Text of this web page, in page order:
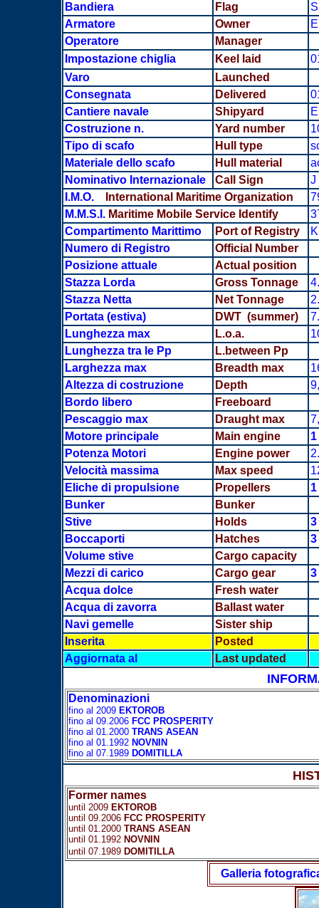
Bandiera
Flag
Armatore
Owner
Operatore
Manager
Impostazione chiglia
Keel laid
Varo
Launched
Consegnata
Delivered
Cantiere navale
Shipyard
Costruzione n.
Yard number
Tipo di scafo
Hull type
Materiale dello scafo
Hull material
Nominativo Internazionale
Call Sign
J
I.M.O.
International Maritime Organization
M.M.S.I. Maritime Mobile Service Identify
Compartimento Marittimo
Port of Registry
Numero di Registro
Official Number
Posizione attuale
Actual position
Stazza Lorda
Gross Tonnage
Stazza Netta
Net Tonnage
Portata(estiva) DWT (summer)
Lunghezza max
L.o.a.
Lunghezza tra le Pp
L.between Pp
Larghezza max
Breadth max
Altezza di costruzione
Depth
Bordo libero
Freeboard
Pescaggio max
Draught max
Motore principale
Main engine 1
Potenza Motori
Engine power
Velocità massima
Max speed
Eliche di propulsione
Propellers
1
Bunker
Bunker
Stive
Holds 3
Boccaporti
Hatches 3
Volume stive
Cargo capacity
Mezzi di carico
Cargo gear 3
Acqua dolce
Fresh water
Acqua di zavorra
Ballast water
Navi gemelle
Sister ship
Inserita
Posted
Aggiornata al
Last updated
Denominazioni
fino al 2009EKTOROB
fino al 09.2006FCC PROSPERITY
fino al 01.2000 TRANS ASEAN
fino al 01.1992NOVNIN
fino al 07.1989DOMITILLA
Former names
until 2009EKTOROB
until 09.2006 FCC PROSPERITY
until 01.2000 TRANS ASEAN
until 01.1992NOVNIN
until 07.1989DOMITILLA
Galleria